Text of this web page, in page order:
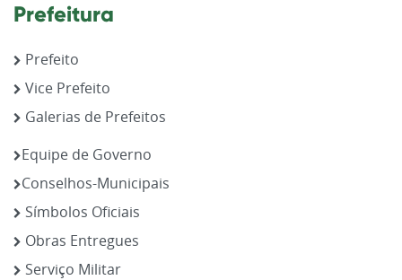
Prefeitura
Prefeito
Vice Prefeito
Galerias de Prefeitos
Equipe de Governo
Conselhos-Municipais
Símbolos Oficiais
Obras Entregues
Serviço Militar